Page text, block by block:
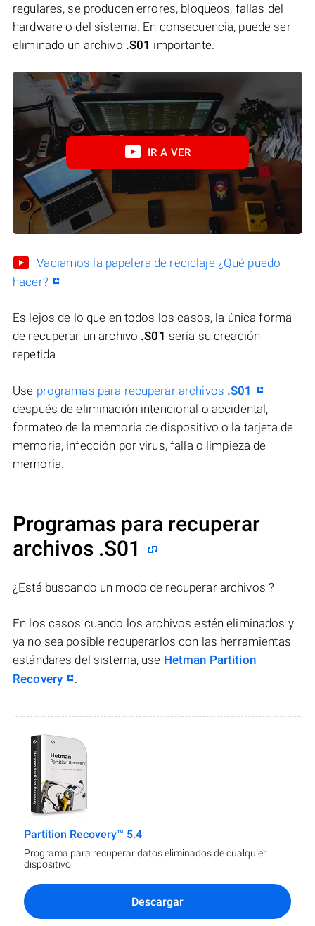
regulares, se producen errores, bloqueos, fallas del
hardware o del sistema. En consecuencia, puede ser
eliminado un archivo .S01 importante.
IR A VER
Vaciamos la papelera de reciclaje ¿Qué puedo
hacer?
Es lejos de lo que en todos los casos, la única forma
de recuperar un archivo .S01 sería su creación
repetida
Use programas para recuperar archivos .S01
después de eliminación intencional o accidental,
formateo de la memoria de dispositivo o la tarjeta de
memoria, infección por virus, falla o limpieza de
memoria.
Programas para recuperar
archivos .S01
¿Está buscando un modo de recuperar archivos ?
En los casos cuando los archivos estén eliminados y
ya no sea posible recuperarlos con las herramientas
estándares del sistema, use Hetman Partition
Recovery
.
Partition Recovery™ 5.4
Programa para recuperar datos eliminados de cualquier
dispositivo.
Descargar